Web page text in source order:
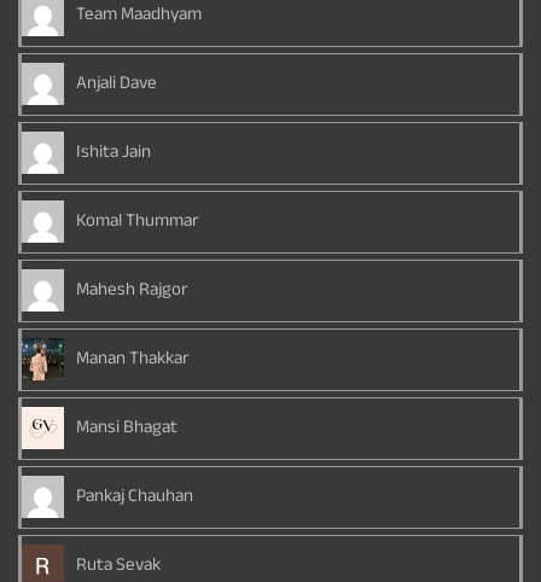
Team Maadhyam
Anjali Dave
Ishita Jain
Komal Thummar
Mahesh Rajgor
Manan Thakkar
Mansi Bhagat
Pankaj Chauhan
Ruta Sevak